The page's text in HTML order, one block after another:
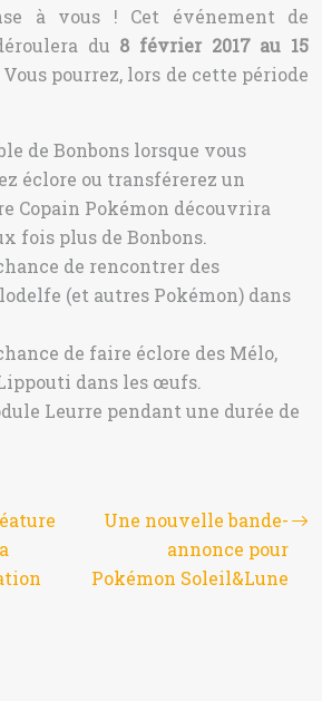
à vous ! Cet événement de
du 8 février 2017 au 15
Vous pourrez, lors de cette période
de Bonbons lorsque vous
éclore ou transférerez un
Copain Pokémon découvrira
fois plus de Bonbons.
de rencontrer des
(et autres Pokémon) dans
de faire éclore des Mélo,
dans les œufs.
Leurre pendant une durée de
Une nouvelle bande-
annonce pour
Pokémon Soleil&Lune